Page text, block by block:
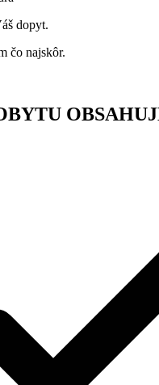
dopyt.
čo najskôr.